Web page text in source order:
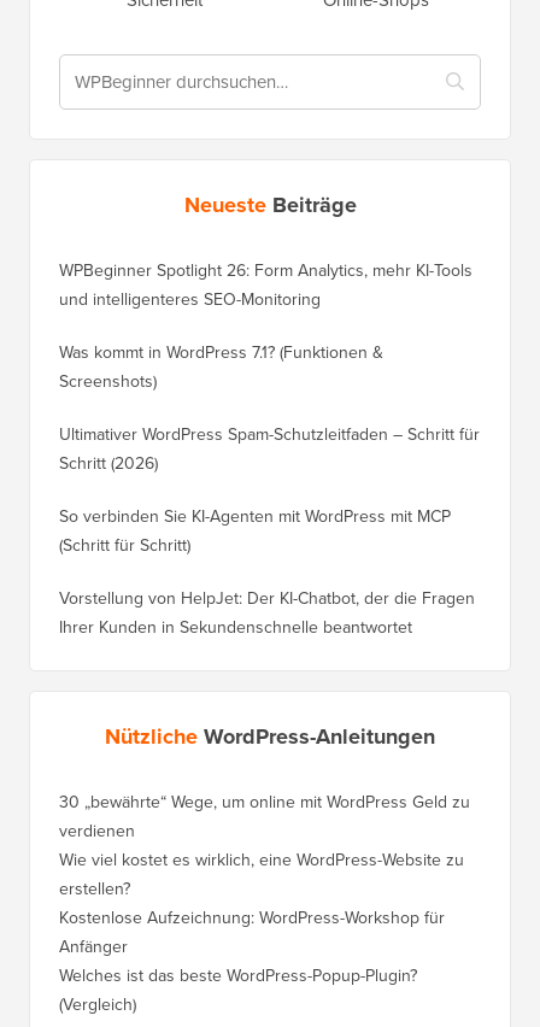
Neueste Beiträge
WPBeginner Spotlight 26: Form Analytics, mehr KI-Tools
und intelligenteres SEO-Monitoring
Was kommt in WordPress 7.1? (Funktionen &
Screenshots)
Ultimativer WordPress Spam-Schutzleitfaden – Schritt für
Schritt (2026)
So verbinden Sie KI-Agenten mit WordPress mit MCP
(Schritt für Schritt)
Vorstellung von HelpJet: Der KI-Chatbot, der die Fragen
Ihrer Kunden in Sekundenschnelle beantwortet
NützlicheWordPress-Anleitungen
30 „bewährte“ Wege, um online mit WordPress Geld zu
verdienen
Wie viel kostet es wirklich, eine WordPress-Website zu
erstellen?
Kostenlose Aufzeichnung: WordPress-Workshop für
Anfänger